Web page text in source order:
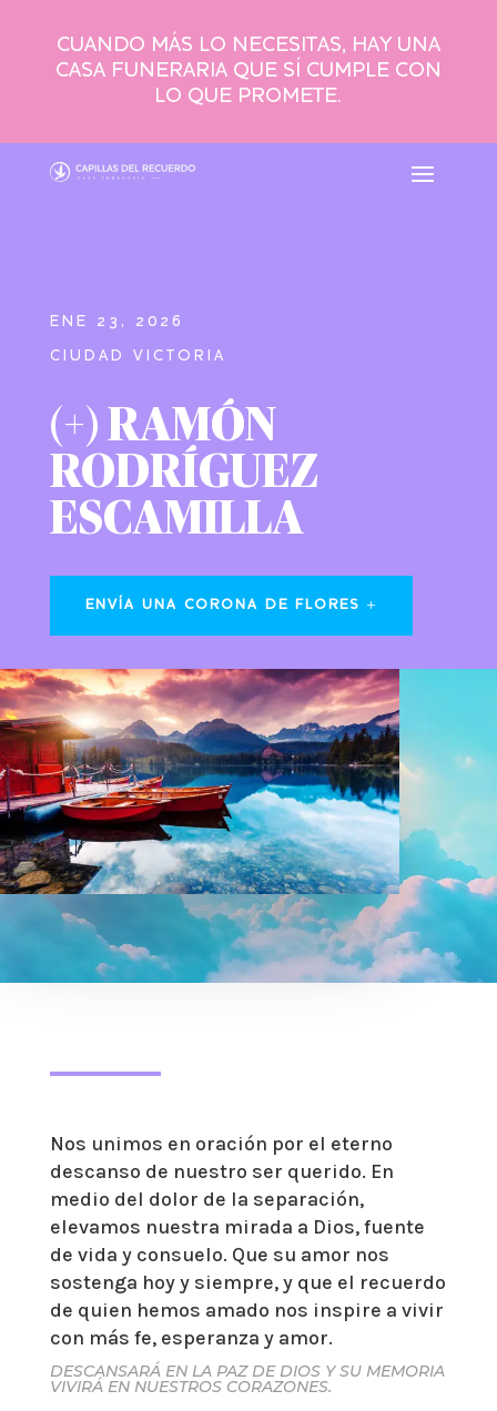
CUANDO MÁS LO NECESITAS, HAY UNA
CASA FUNERARIA QUE SÍ CUMPLE CON
LO QUE PROMETE.
ENE 23, 2026
CIUDAD VICTORIA
(+) RAMÓN
RODRÍGUEZ
ESCAMILLA
ENVÍA UNA CORONA DE FLORES
Nos unimos en oración por el eterno
descanso de nuestro ser querido. En
medio del dolor de la separación,
elevamos nuestra mirada a Dios, fuente
de vida y consuelo. Que su amor nos
sostenga hoy y siempre, y que el recuerdo
de quien hemos amado nos inspire a vivir
con más fe, esperanza y amor.
DESCANSARÁ EN LA PAZ DE DIOS Y SU MEMORIA
VIVIRÁ EN NUESTROS CORAZONES.